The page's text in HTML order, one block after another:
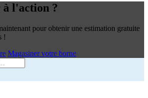
à l'action ?
pour obtenir une estimation gratuite
!
Magasiner votre borne